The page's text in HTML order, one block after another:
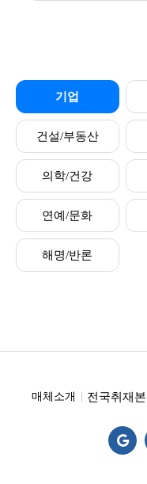
기업
건설/부동산
의학/건강
연예/문화
해명/반론
매체소개 전국취재